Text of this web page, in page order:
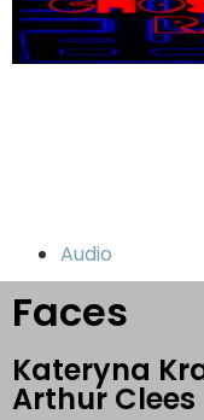
Audio
Faces
Kateryna
Arthur Clees